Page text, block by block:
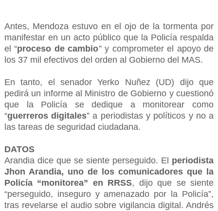
Antes, Mendoza estuvo en el ojo de la tormenta por
manifestar en un acto público que la Policía respalda
el “proceso de cambio” y comprometer el apoyo de
los 37 mil efectivos del orden al Gobierno del MAS.
En tanto, el senador Yerko Nuñez (UD) dijo que
pedirá un informe al Ministro de Gobierno y cuestionó
que la Policía se dedique a monitorear como
“guerreros digitales” a periodistas y políticos y no a
las tareas de seguridad ciudadana.
DATOS
Arandia dice que se siente perseguido. El periodista
Jhon Arandia, uno de los comunicadores que la
Policía “monitorea” en RRSS, dijo que se siente
“perseguido, inseguro y amenazado por la Policía”,
tras revelarse el audio sobre vigilancia digital. Andrés